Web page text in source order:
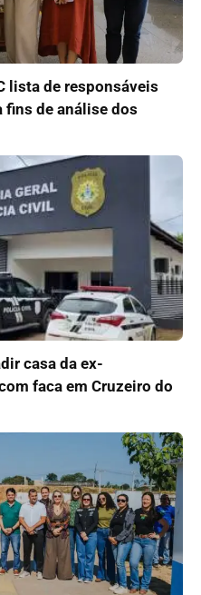
lista de responsáveis
fins de análise dos
casa da ex-
faca em Cruzeiro do